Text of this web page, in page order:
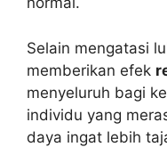
Selain mengatasi
memberikan efek
menyeluruh bagi
individu yang
daya ingat lebih